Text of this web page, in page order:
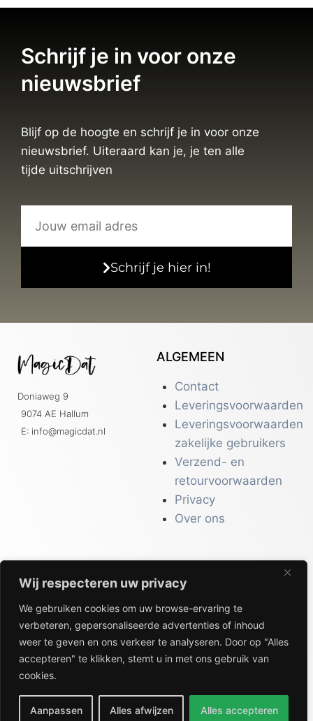
Wij respecteren uw privacy
We gebruiken cookies om uw browse-ervaring te
verbeteren, gepersonaliseerde advertenties of inhoud
weer te geven en ons verkeer te analyseren. Door op "Alles
accepteren" te klikken, stemt u in met ons gebruik van
cookies.
Aanpassen Alles afwijzen Alles accepteren
Schrijf je in voor onze
nieuwsbrief
Blijf op de hoogte en schrijf je in voor onze
nieuwsbrief. Uiteraard kan je, je ten alle
tijde uitschrijven
Schrijf je hier in!
Doniaweg 9
9074 AE Hallum
E: info@magicdat.nl
ALGEMEEN
Contact
Leveringsvoorwaarden
Leveringsvoorwaarden
zakelijke gebruikers
Verzend- en
retourvoorwaarden
Privacy
Over ons
CATALOGI
Workwear &
Veiligheid
Kantoor & Receptie
Gezondheid & Beauty
Keuken & Horeca